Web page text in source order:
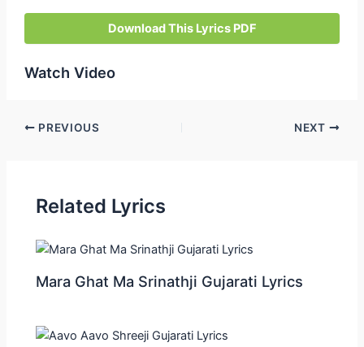
Download This Lyrics PDF
Watch Video
Post
PREVIOUS NEXT
Related Lyrics
Mara Ghat Ma Srinathji Gujarati Lyrics